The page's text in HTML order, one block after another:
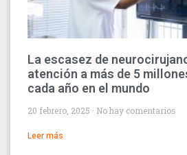
La escasez de
atención a más de 5
cada año en el mundo
20 febrero, 2025 No hay comentarios
Leer más